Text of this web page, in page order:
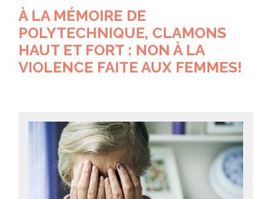
À LA MÉMOIRE DE
POLYTECHNIQUE, CLAMONS
HAUT ET FORT : NON À LA
VIOLENCE FAITE AUX FEMMES!